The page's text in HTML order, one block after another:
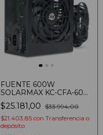
FUENTE 600W
SOLARMAX KC-CFA-600
ATX
$25.181,00 $33.994,00
$21.403,85 con Transferencia o
depósito